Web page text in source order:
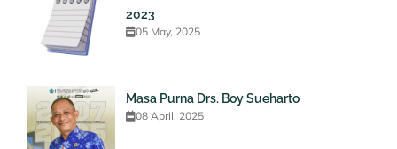
2023
05 May, 2025
Masa Purna Drs. Boy Sueharto
08 April, 2025